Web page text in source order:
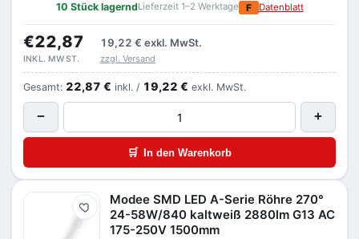
10 Stück lagerndLieferzeit 1–2 Werktage F Datenblatt
€22,87 19,22 € exkl. MwSt.
INKL. MWST. zzgl. Versand
Gesamt: 22,87 € inkl. / 19,22 € exkl. MwSt.
− +
🛒 In den Warenkorb
Merken
Modee SMD LED A-Serie Röhre 270°
24-58W/840 kaltweiß 2880lm G13 AC
175-250V 1500mm